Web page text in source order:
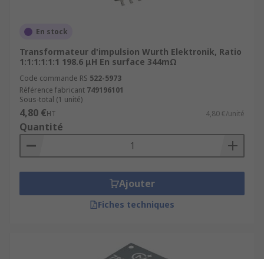
En stock
Transformateur d'impulsion Wurth Elektronik, Ratio
1:1:1:1:1:1 198.6 μH En surface 344mΩ
Code commande RS 522-5973
Référence fabricant 749196101
Sous-total (1 unité)
4,80 €HT 4,80 €/unité
Quantité
Ajouter
Fiches techniques